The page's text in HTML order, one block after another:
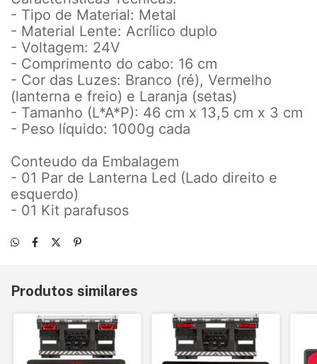
- Tipo de Material: Metal
- Material Lente: Acrílico duplo
- Voltagem: 24V
- Comprimento do cabo: 16 cm
- Cor das Luzes: Branco (ré), Vermelho
(lanterna e freio) e Laranja (setas)
- Tamanho (L*A*P): 46 cm x 13,5 cm x 3 cm
- Peso líquido: 1000g cada
Conteudo da Embalagem
- 01 Par de Lanterna Led (Lado direito e
esquerdo)
- 01 Kit parafusos
Produtos similares